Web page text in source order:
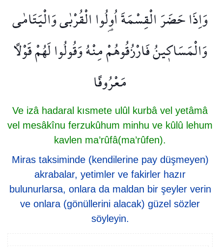
وَاِذَا حَضَرَ الْقِسْمَةَ اُو۬لُوا الْقُرْبٰى وَالْيَتَامٰى
وَالْمَسَاك۪ينُ فَارْزُقُوهُمْ مِنْهُ وَقُولُوا لَهُمْ قَوْلًا
مَعْرُوفًا
Ve izâ hadaral kısmete ulûl kurbâ vel yetâmâ
vel mesâkînu ferzukûhum minhu ve kûlû lehum
kavlen ma’rûfâ(ma’rûfen).
Miras taksiminde (kendilerine pay düşmeyen)
akrabalar, yetimler ve fakirler hazır
bulunurlarsa, onlara da maldan bir şeyler verin
ve onlara (gönüllerini alacak) güzel sözler
söyleyin.